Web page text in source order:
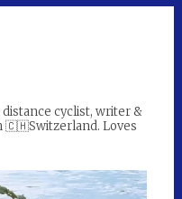
cyclist, writer &
🇨🇭Switzerland. Loves